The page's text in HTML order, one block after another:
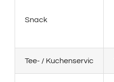
Snack
Tee- / Kuchenservic